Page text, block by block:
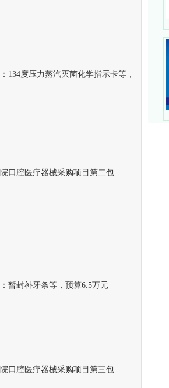
度压力蒸汽灭菌化学指示卡等，
腔医疗器械采购项目第二包
封补牙条等，预算6.5万元
腔医疗器械采购项目第三包